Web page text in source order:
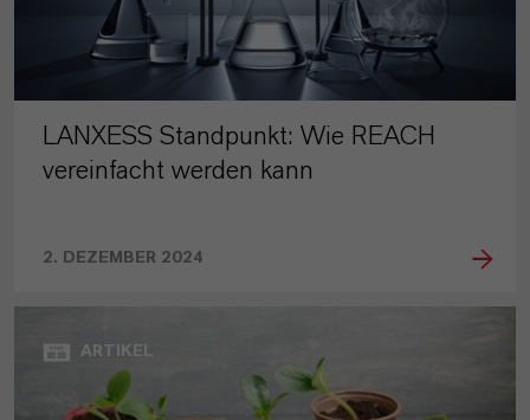
LANXESS Standpunkt: Wie REACH
vereinfacht werden kann
2. DEZEMBER 2024
ARTIKEL